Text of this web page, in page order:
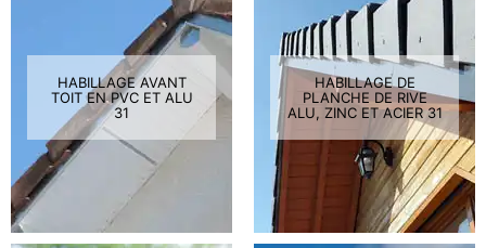
HABILLAGE AVANT
TOIT EN PVC ET ALU
31
HABILLAGE DE
PLANCHE DE RIVE
ALU, ZINC ET ACIER 31